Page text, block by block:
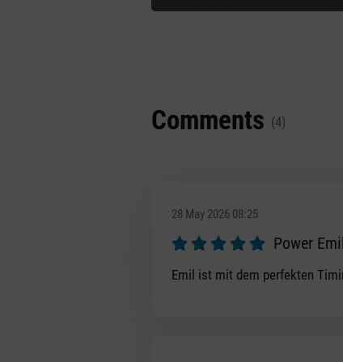
Comments (4)
28 May 2026 08:25
Review with rating of 5 out of
Power Emil
Emil ist mit dem perfekten